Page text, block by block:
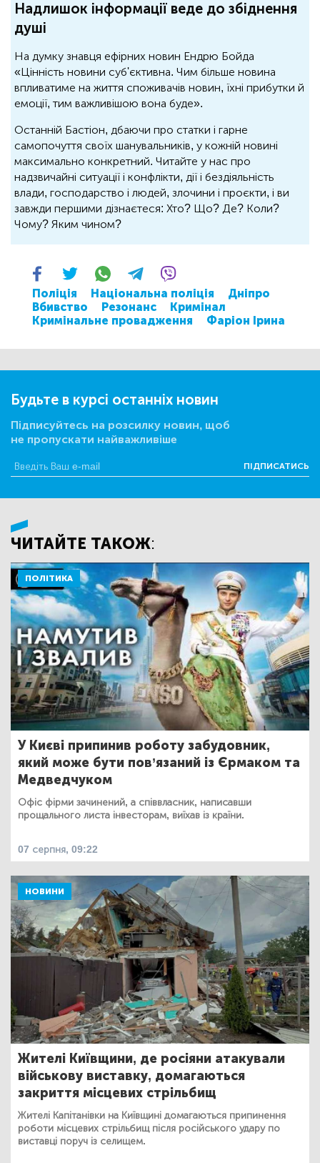
Надлишок інформації веде до збіднення
душі
На думку знавця ефірних новин Ендрю Бойда
«Цінність новини суб'єктивна. Чим більше новина
впливатиме на життя споживачів новин, їхні прибутки й
емоції, тим важливішою вона буде».
Останній Бастіон, дбаючи про статки і гарне
самопочуття своїх шанувальників, у кожній новині
максимально конкретний. Читайте у нас про
надзвичайні ситуації і конфлікти, дії і бездіяльність
влади, господарство і людей, злочини і проєкти, і ви
завжди першими дізнаєтеся: Хто? Що? Де? Коли?
Чому? Яким чином?
Поліція Національна поліція
Дніпро
Вбивство
Резонанс
Кримінал
Кримінальне провадження
Фаріон Ірина
Будьте в курсі останніх новин
Підписуйтесь на розсилку новин, щоб
не пропускати найважливіше
ПІДПИСАТИСЬ
ЧИТАЙТЕ ТАКОЖ:
ПОЛІТИКА
У Києві припинив роботу забудовник,
який може бути пов’язаний із Єрмаком та
Медведчуком
Офіс фірми зачинений, а співвласник, написавши
прощального листа інвесторам, виїхав із країни.
07 серпня, 09:22
НОВИНИ
Жителі Київщини, де росіяни атакували
військову виставку, домагаються
закриття місцевих стрільбищ
Жителі Капітанівки на Київщині домагаються припинення
роботи місцевих стрільбищ після російського удару по
виставці поруч із селищем.